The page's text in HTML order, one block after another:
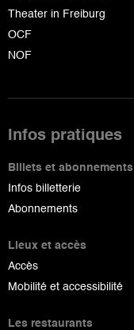
Theater in Freiburg
OCF
NOF
Infos pratiques
Billets et abonnements
Infos billetterie
Abonnements
Lieux et accès
Accès
Mobilité et accessibilité
Les restaurants